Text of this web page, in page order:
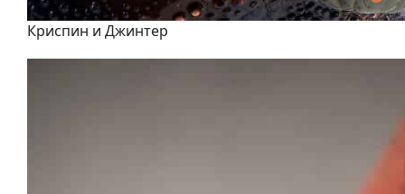
Криспин и Джинтер